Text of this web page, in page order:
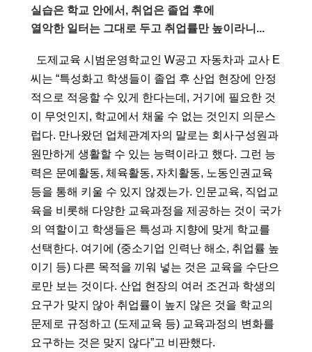
실습은 학교 안에서, 취업은 졸업 후에
열악한 일터는 그대로 두고 취업률만 높이라니...
씨는 “특성화고 학생들이 졸업 후 산업 현장에 안정
적으로 적응할 수 있게 한다는데, 거기에 필요한 것
이 무엇인지, 학교에서 채울 수 없는 것인지 의문스
럽다. 만나왔던 업체관계자의 말로는 회사구성원과
원만하게 생활할 수 있는 능력이라고 했다. 그런 능
력은 문예활동, 체육활동, 자치활동, 노동인권교육
등을 통해 키울 수 있지 않겠는가. 인문교육, 직업교
육을 비롯해 다양한 교육과정을 제공하는 것이 국가
의 역할이고 학생들은 특성과 지향에 맞게 학교를
선택한다. 여기에 (중소기업 인력난 해소, 취업률 높
이기 등) 다른 목적을 끼워 넣는 것은 교육을 수단으
로만 보는 것이다. 산업 현장의 여러 조건과 학생의
요구가 맞지 않아 취업률이 높지 않은 것을 학교의
문제로 규정하고 (도제교육 등) 교육과정의 변화를
요구하는 것은 맞지 않다”고 비판했다.